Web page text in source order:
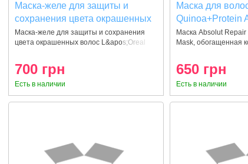
Маска-желе для защиты и
сохранения цвета окрашенных
волос НОВИНКА 500 мл-
Vitamino Color A-OX Mask 500
Маска-желе для защиты и сохранения
цвета окрашенных волос L&apos;Oreal
700 грн
Есть в наличии
Маска для
Quinoa+Protein
Masque 500 мл
Маска Absolut
Mask, обогащенная
650 грн
Есть в наличии